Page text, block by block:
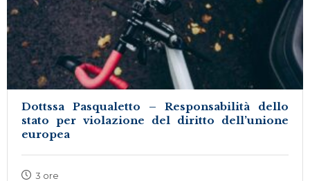
Dottssa Pasqualetto – Responsabilità dello
stato per violazione del diritto dell’unione
europea
3 ore